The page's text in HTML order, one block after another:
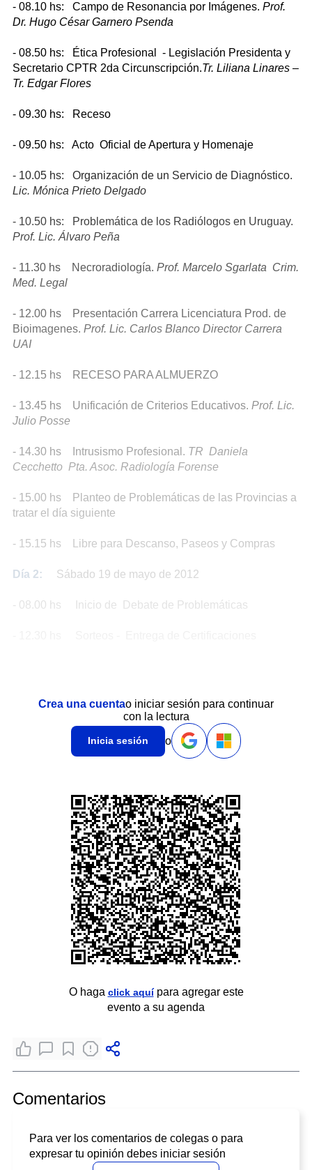
- 08.10 hs: Campo de Resonancia por Imágenes. Prof.
Dr. Hugo César Garnero Psenda
- 08.50 hs: Ética Profesional - Legislación Presidenta y
Secretario CPTR 2da Circunscripción.Tr. Liliana Linares –
Tr. Edgar Flores
- 09.30 hs: Receso
- 09.50 hs: Acto Oficial de Apertura y Homenaje
- 10.05 hs: Organización de un Servicio de Diagnóstico.
Lic. Mónica Prieto Delgado
- 10.50 hs: Problemática de los Radiólogos en Uruguay.
Prof. Lic. Álvaro Peña
- 11.30 hs Necroradiología. Prof. Marcelo Sgarlata Crim.
Med. Legal
- 12.00 hs Presentación Carrera Licenciatura Prod. de
Bioimagenes. Prof. Lic. Carlos Blanco Director Carrera
UAI
- 12.15 hs RECESO PARA ALMUERZO
- 13.45 hs Unificación de Criterios Educativos. Prof. Lic.
Julio Posse
- 14.30 hs Intrusismo Profesional. TR Daniela
Cecchetto Pta. Asoc. Radiología Forense
- 15.00 hs Planteo de Problemáticas de las Provincias a
tratar el día siguiente
- 15.15 hs Libre para Descanso, Paseos y Compras
Día 2: Sábado 19 de mayo de 2012
- 08.00 hs Inicio de Debate de Problemáticas
Crea una cuentao iniciar sesión para continuar
con la lectura
Inicia sesión o
O haga click aquípara agregar este
evento a su agenda
Comentarios
Para ver los comentarios de colegas o para
expresar tu opinión debes iniciar sesión